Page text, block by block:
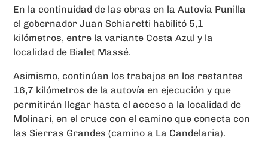
En la continuidad de las obras en la Autovía Punilla
el gobernador Juan Schiaretti habilitó 5,1
kilómetros, entre la variante Costa Azul y la
localidad de Bialet Massé.
Asimismo, continúan los trabajos en los restantes
16,7 kilómetros de la autovía en ejecución y que
permitirán llegar hasta el acceso a la localidad de
Molinari, en el cruce con el camino que conecta con
las Sierras Grandes (camino a La Candelaria).